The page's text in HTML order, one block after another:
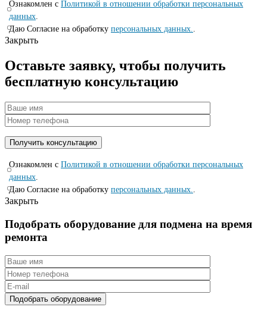
Ознакомлен с Политикой в отношении обработки персональных
данных.
Даю Согласие на обработку персональных данных..
Закрыть
Оставьте заявку, чтобы получить
бесплатную консультацию
Ознакомлен с Политикой в отношении обработки персональных
данных.
Даю Согласие на обработку персональных данных..
Закрыть
Подобрать оборудование для подмена на время
ремонта